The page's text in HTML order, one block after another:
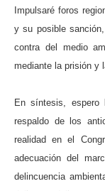
Impulsaré foros
y su posible
contra del medio
mediante la prisión y
En síntesis, espero
respaldo de los
realidad en el
adecuación del
delincuencia